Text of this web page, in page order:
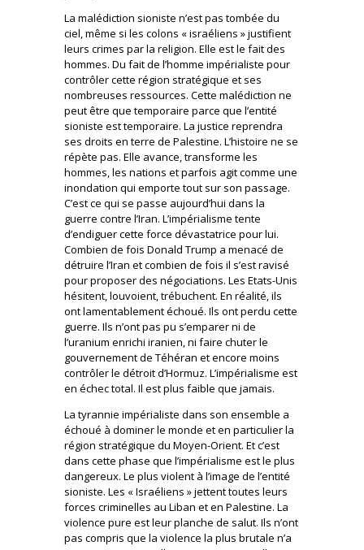
La malédiction sioniste n’est pas tombée du
ciel, même si les colons « israéliens » justifient
leurs crimes par la religion. Elle est le fait des
hommes. Du fait de l’homme impérialiste pour
contrôler cette région stratégique et ses
nombreuses ressources. Cette malédiction ne
peut être que temporaire parce que l’entité
sioniste est temporaire. La justice reprendra
ses droits en terre de Palestine. L’histoire ne se
répète pas. Elle avance, transforme les
hommes, les nations et parfois agit comme une
inondation qui emporte tout sur son passage.
C’est ce qui se passe aujourd’hui dans la
guerre contre l’Iran. L’impérialisme tente
d’endiguer cette force dévastatrice pour lui.
Combien de fois Donald Trump a menacé de
détruire l’Iran et combien de fois il s’est ravisé
pour proposer des négociations. Les Etats-Unis
hésitent, louvoient, trébuchent. En réalité, ils
ont lamentablement échoué. Ils ont perdu cette
guerre. Ils n’ont pas pu s’emparer ni de
l’uranium enrichi iranien, ni faire chuter le
gouvernement de Téhéran et encore moins
contrôler le détroit d’Hormuz. L’impérialisme est
en échec total. Il est plus faible que jamais.
La tyrannie impérialiste dans son ensemble a
échoué à dominer le monde et en particulier la
région stratégique du Moyen-Orient. Et c’est
dans cette phase que l’impérialisme est le plus
dangereux. Le plus violent à l’image de l’entité
sioniste. Les « Israéliens » jettent toutes leurs
forces criminelles au Liban et en Palestine. La
violence pure est leur planche de salut. Ils n’ont
pas compris que la violence la plus brutale n’a